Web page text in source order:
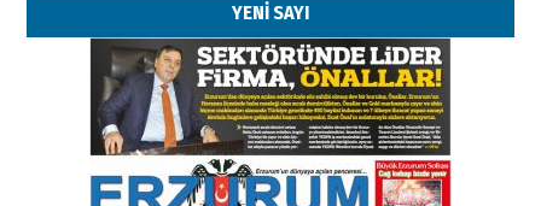
YENİ SAYI
Kenan GÜLERCİ
Murat Şahsuvaroğlu ERKON’da
çıtayı yukarı taşırken,
yönetimdekiler aşağı
çekmemeli!
17 Şubat 2026 SalıOrhan BOZKURT
Bir fotoğraf, bir şehir, bir
gazeteci… Dizginler kimin